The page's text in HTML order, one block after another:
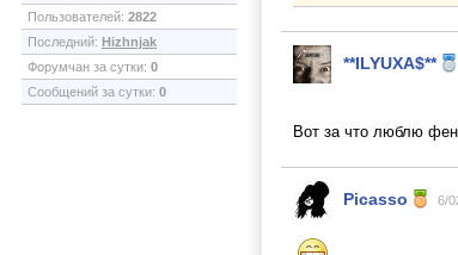
Пользователей: 2822
Последний: Hizhnjak
Форумчан за сутки: 0
Сообщений за сутки: 0
**ILYUXA$**
Вот за что люблю
Picasso 6/